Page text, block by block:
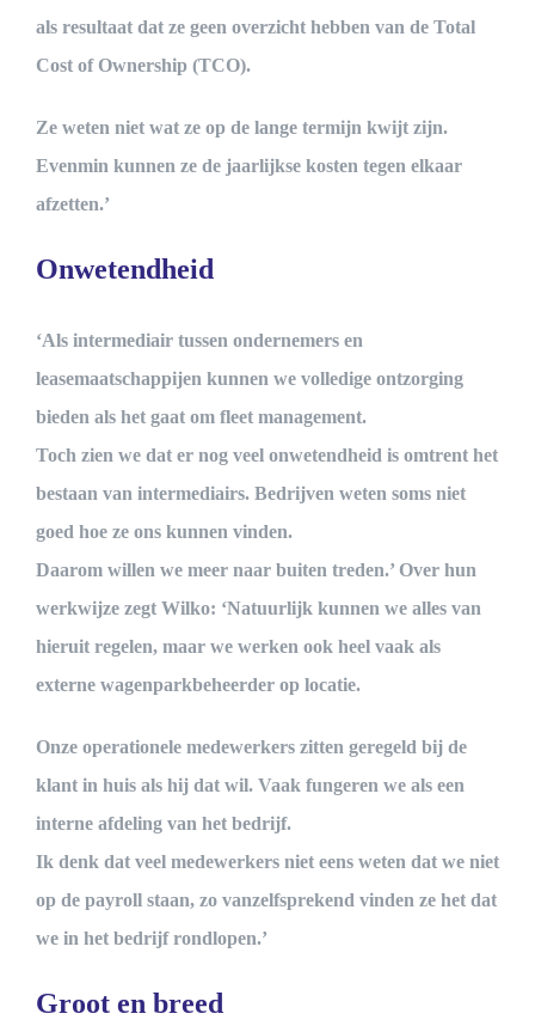
als resultaat dat ze geen overzicht hebben van de Total
Cost of Ownership (TCO).
Ze weten niet wat ze op de lange termijn kwijt zijn.
Evenmin kunnen ze de jaarlijkse kosten tegen elkaar
afzetten.’
Onwetendheid
‘Als intermediair tussen ondernemers en
leasemaatschappijen kunnen we volledige ontzorging
bieden als het gaat om fleet management.
Toch zien we dat er nog veel onwetendheid is omtrent het
bestaan van intermediairs. Bedrijven weten soms niet
goed hoe ze ons kunnen vinden.
Daarom willen we meer naar buiten treden.’ Over hun
werkwijze zegt Wilko: ‘Natuurlijk kunnen we alles van
hieruit regelen, maar we werken ook heel vaak als
externe wagenparkbeheerder op locatie.
Onze operationele medewerkers zitten geregeld bij de
klant in huis als hij dat wil. Vaak fungeren we als een
interne afdeling van het bedrijf.
Ik denk dat veel medewerkers niet eens weten dat we niet
op de payroll staan, zo vanzelfsprekend vinden ze het dat
we in het bedrijf rondlopen.’
Groot en breed